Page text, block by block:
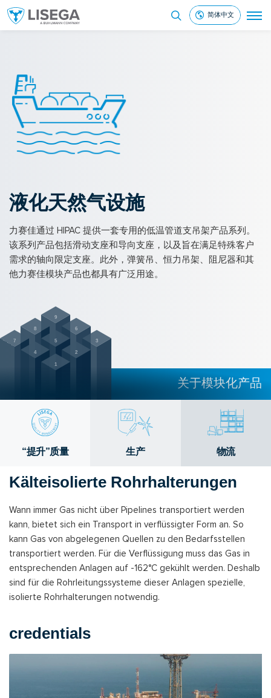
简体中文
液化天然气设施
力赛佳通过 HIPAC 提供一套专用的低温管道支吊架产品系列。
该系列产品包括滑动支座和导向支座，以及旨在满足特殊客户
需求的轴向限定支座。此外，弹簧吊、恒力吊架、阻尼器和其
他力赛佳模块产品也都具有广泛用途。
1
2
3
4
5
6
7
8
9
关于模块化产品
“提升”质量 生产 物流
Kälteisolierte Rohrhalterungen
Wann immer Gas nicht über Pipelines transportiert werden
kann, bietet sich ein Transport in verflüssigter Form an. So
kann Gas von abgelegenen Quellen zu den Bedarfsstellen
transportiert werden. Für die Verflüssigung muss das Gas in
entsprechenden Anlagen auf -162°C gekühlt werden. Deshalb
sind für die Rohrleitungssysteme dieser Anlagen spezielle,
isolierte Rohrhalterungen notwendig.
credentials